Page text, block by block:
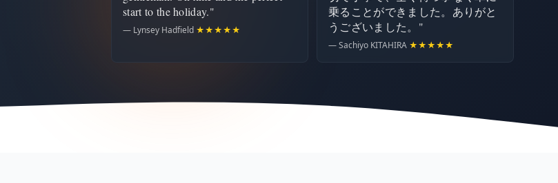
start to the holiday."
— Lynsey Hadfield ★★★★★
乗ることができました。ありがと
うございました。"
— Sachiyo KITAHIRA ★★★★★